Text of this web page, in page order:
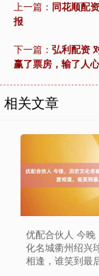
上一篇： 同花顺配
报
下一篇： 弘利配资
赢了票房，输了人
相关文章
优配合伙人 今晚
化名城衢州绍兴
相逢，谁笑到最